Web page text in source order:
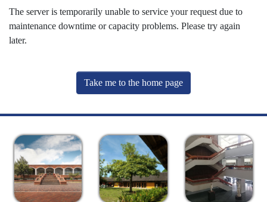
The server is temporarily unable to service your request due to
maintenance downtime or capacity problems. Please try again
later.
Take me to the home page